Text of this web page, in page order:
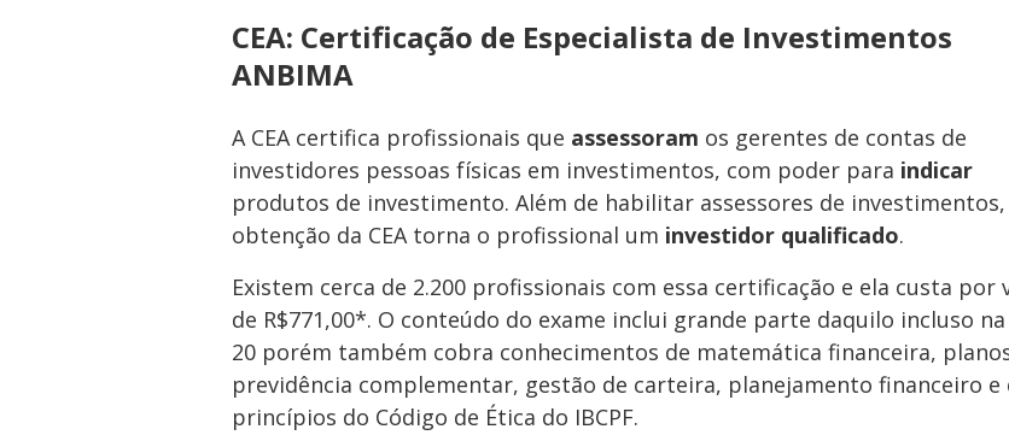
CEA: Certificação de Especialista de Investimentos
ANBIMA
A CEA certifica profissionais que assessoram os gerentes de contas de
investidores pessoas físicas em investimentos, com poder para indicar
produtos de investimento. Além de habilitar assessores de investimentos,
obtenção da CEA torna o profissional um investidor qualificado.
Existem cerca de 2.200 profissionais com essa certificação e ela custa por
de R$771,00*. O conteúdo do exame inclui grande parte daquilo incluso na
20 porém também cobra conhecimentos de matemática financeira,
previdência complementar, gestão de carteira, planejamento financeiro e
princípios do Código de Ética do IBCPF.